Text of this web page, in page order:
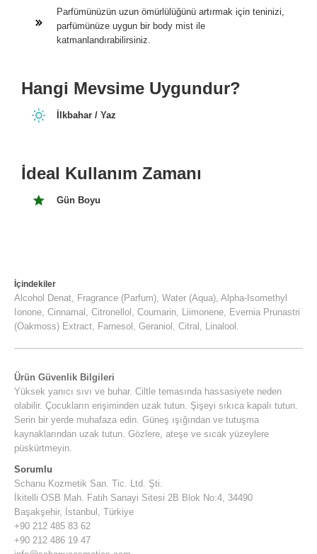
Parfümünüzün uzun ömürlülüğünü artırmak için teninizi,
parfümünüze uygun bir body mist ile
katmanlandırabilirsiniz.
Ürün Güvenlik Bilgileri
Yüksek yanıcı sıvı ve buhar. Ciltle temasında hassasiyete neden
olabilir. Çocukların erişiminden uzak tutun. Şişeyi sıkıca kapalı tutun.
Serin bir yerde muhafaza edin. Güneş ışığından ve tutuşma
kaynaklarından uzak tutun. Gözlere, ateşe ve sıcak yüzeylere
püskürtmeyin.
Sorumlu
Schanu Kozmetik San. Tic. Ltd. Şti.
İkitelli OSB Mah. Fatih Sanayi Sitesi 2B Blok No:4, 34490
Başakşehir, İstanbul, Türkiye
+90 212 485 83 62
+90 212 486 19 47
Hangi Mevsime Uygundur?
İlkbahar / Yaz
İdeal Kullanım Zamanı
Gün Boyu
İçindekiler
Alcohol Denat, Fragrance (Parfum), Water (Aqua), Alpha-Isomethyl
Ionone, Cinnamal, Citronellol, Coumarin, Liimonene, Evernia Prunastri
(Oakmoss) Extract, Farnesol, Geraniol, Citral, Linalool.